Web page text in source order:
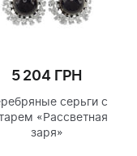
5 204 ГРН
серьги с
«Рассветная
заря»